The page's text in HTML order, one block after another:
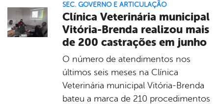
SEC. GOVERNO E ARTICULAÇÃO
Clínica Veterinária municipal
Vitória-Brenda realizou mais
de 200 castrações em junho
O número de atendimentos nos
últimos seis meses na Clínica
Veterinária municipal Vitória-Brenda
bateu a marca de 210 procedimentos